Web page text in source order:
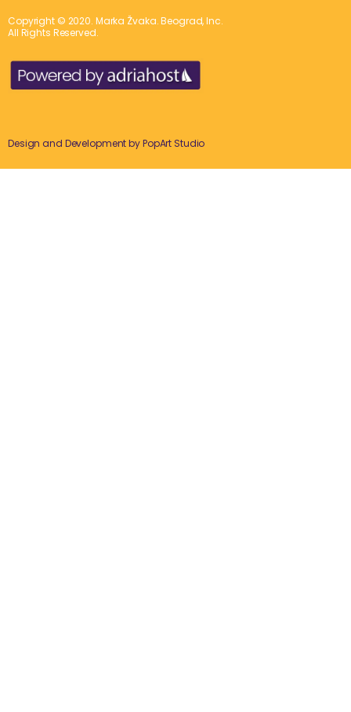
Copyright © 2020. Marka Žvaka. Beograd, Inc.
All Rights Reserved.
Design and Development byPopArt Studio